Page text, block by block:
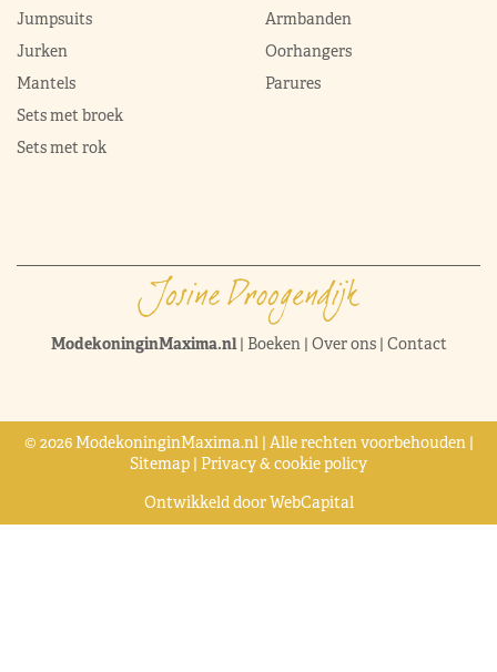
Jumpsuits
Jurken
Mantels
Sets met broek
Sets met rok
Armbanden
Oorhangers
Parures
ModekoninginMaxima.nl| Boeken| Over ons| Contact
© 2026 ModekoninginMaxima.nl | Alle rechten voorbehouden |
Sitemap | Privacy & cookie policy
Ontwikkeld doorWebCapital